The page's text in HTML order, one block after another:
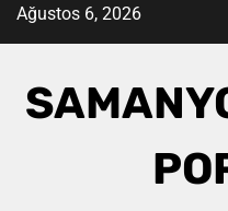
SkipAğustos 6, 2026